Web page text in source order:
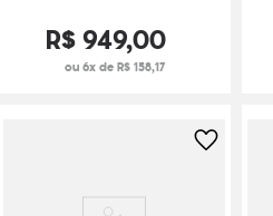
R$949,00
ou 6x de R$ 158,17